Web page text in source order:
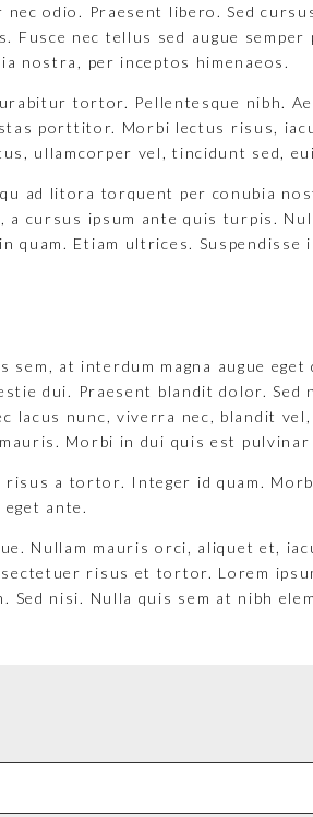
odio. Praesent libero. Sed
nec tellus sed augue
nostra, per inceptos himenaeos.
tortor. Pellentesque nibh.
porttitor. Morbi lectus risus,
ullamcorper vel, tincidunt sed,
ad litora torquent per conubia
cursus ipsum ante quis turpis.
Etiam ultrices.
at interdum magna augue
dui. Praesent blandit dolor. Sed
lacus nunc, viverra nec, blandit
Morbi in dui quis est
a tortor. Integer id quam.
ante.
Nullam mauris orci, aliquet et,
risus et tortor. Lorem
Sed nisi. Nulla quis sem at nibh